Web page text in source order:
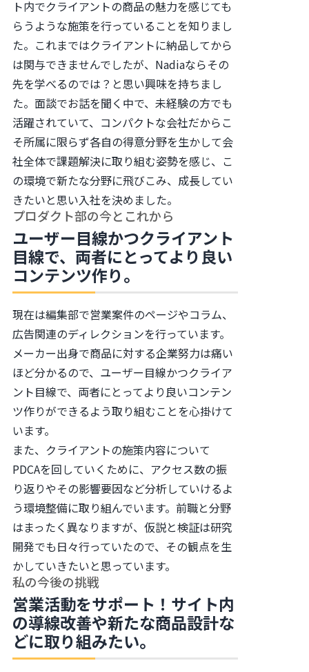
ト内でクライアントの商品の魅力を感じても
らうような施策を行っていることを知りまし
た。これまではクライアントに納品してから
は関与できませんでしたが、Nadiaならその
先を学べるのでは？と思い興味を持ちまし
た。面談でお話を聞く中で、未経験の方でも
活躍されていて、コンパクトな会社だからこ
そ所属に限らず各自の得意分野を生かして会
社全体で課題解決に取り組む姿勢を感じ、こ
の環境で新たな分野に飛びこみ、成長してい
きたいと思い入社を決めました。
プロダクト部の今とこれから
ユーザー目線かつクライアント
目線で、両者にとってより良い
コンテンツ作り。
現在は編集部で営業案件のページやコラム、
広告関連のディレクションを行っています。
メーカー出身で商品に対する企業努力は痛い
ほど分かるので、ユーザー目線かつクライア
ント目線で、両者にとってより良いコンテン
ツ作りができるよう取り組むことを心掛けて
います。
また、クライアントの施策内容について
PDCAを回していくために、アクセス数の振
り返りやその影響要因など分析していけるよ
う環境整備に取り組んでいます。前職と分野
はまったく異なりますが、仮説と検証は研究
開発でも日々行っていたので、その観点を生
かしていきたいと思っています。
私の今後の挑戦
営業活動をサポート！サイト内
の導線改善や新たな商品設計な
どに取り組みたい。